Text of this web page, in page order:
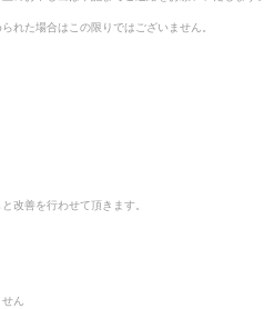
れた場合はこの限りではございません。
改善を行わせて頂きます。
ん